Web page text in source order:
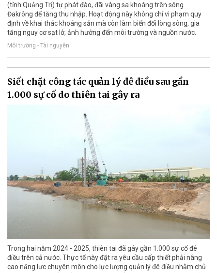
(tỉnh Quảng Trị) tự phát đào, đãi vàng sa khoáng trên sông
Đakrông để tăng thu nhập. Hoạt động này không chỉ vi phạm quy
định về khai thác khoáng sản mà còn làm biến đổi lòng sông, gia
tăng nguy cơ sạt lở, ảnh hưởng đến môi trường và nguồn nước.
Môi trường - Tài nguyên
Siết chặt công tác quản lý đê điều sau gần
1.000 sự cố do thiên tai gây ra
Trong hai năm 2024 - 2025, thiên tai đã gây gần 1.000 sự cố đê
điều trên cả nước. Thực tế này đặt ra yêu cầu cấp thiết phải nâng
cao năng lực chuyên môn cho lực lượng quản lý đê điều nhằm chủ